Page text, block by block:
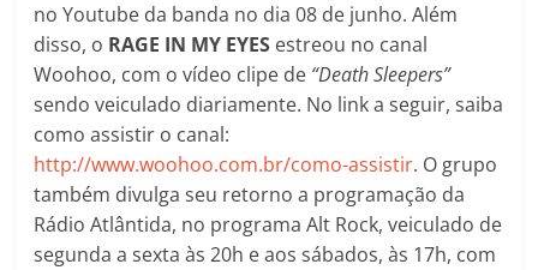
no Youtube da banda no dia 08 de junho. Além
disso, o RAGE IN MY EYES estreou no canal
Woohoo, com o vídeo clipe de “Death Sleepers”
sendo veiculado diariamente. No link a seguir, saiba
como assistir o canal:
http://www.woohoo.com.br/como-assistir. O grupo
também divulga seu retorno a programação da
Rádio Atlântida, no programa Alt Rock, veiculado de
segunda a sexta às 20h e aos sábados, às 17h, com